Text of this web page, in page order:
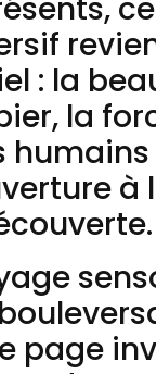
: la
la
à
page